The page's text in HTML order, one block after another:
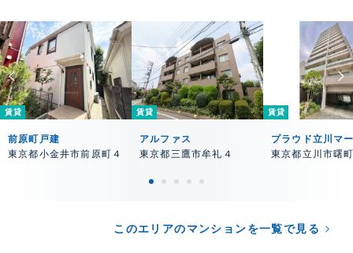
賃貸
前原町戸建
東京都小金井市前原町４
賃貸
アルファス
東京都三鷹市牟礼４
賃貸
プラウド立川マ
東京都立川市曙
このエリアのマンションを一覧で見る